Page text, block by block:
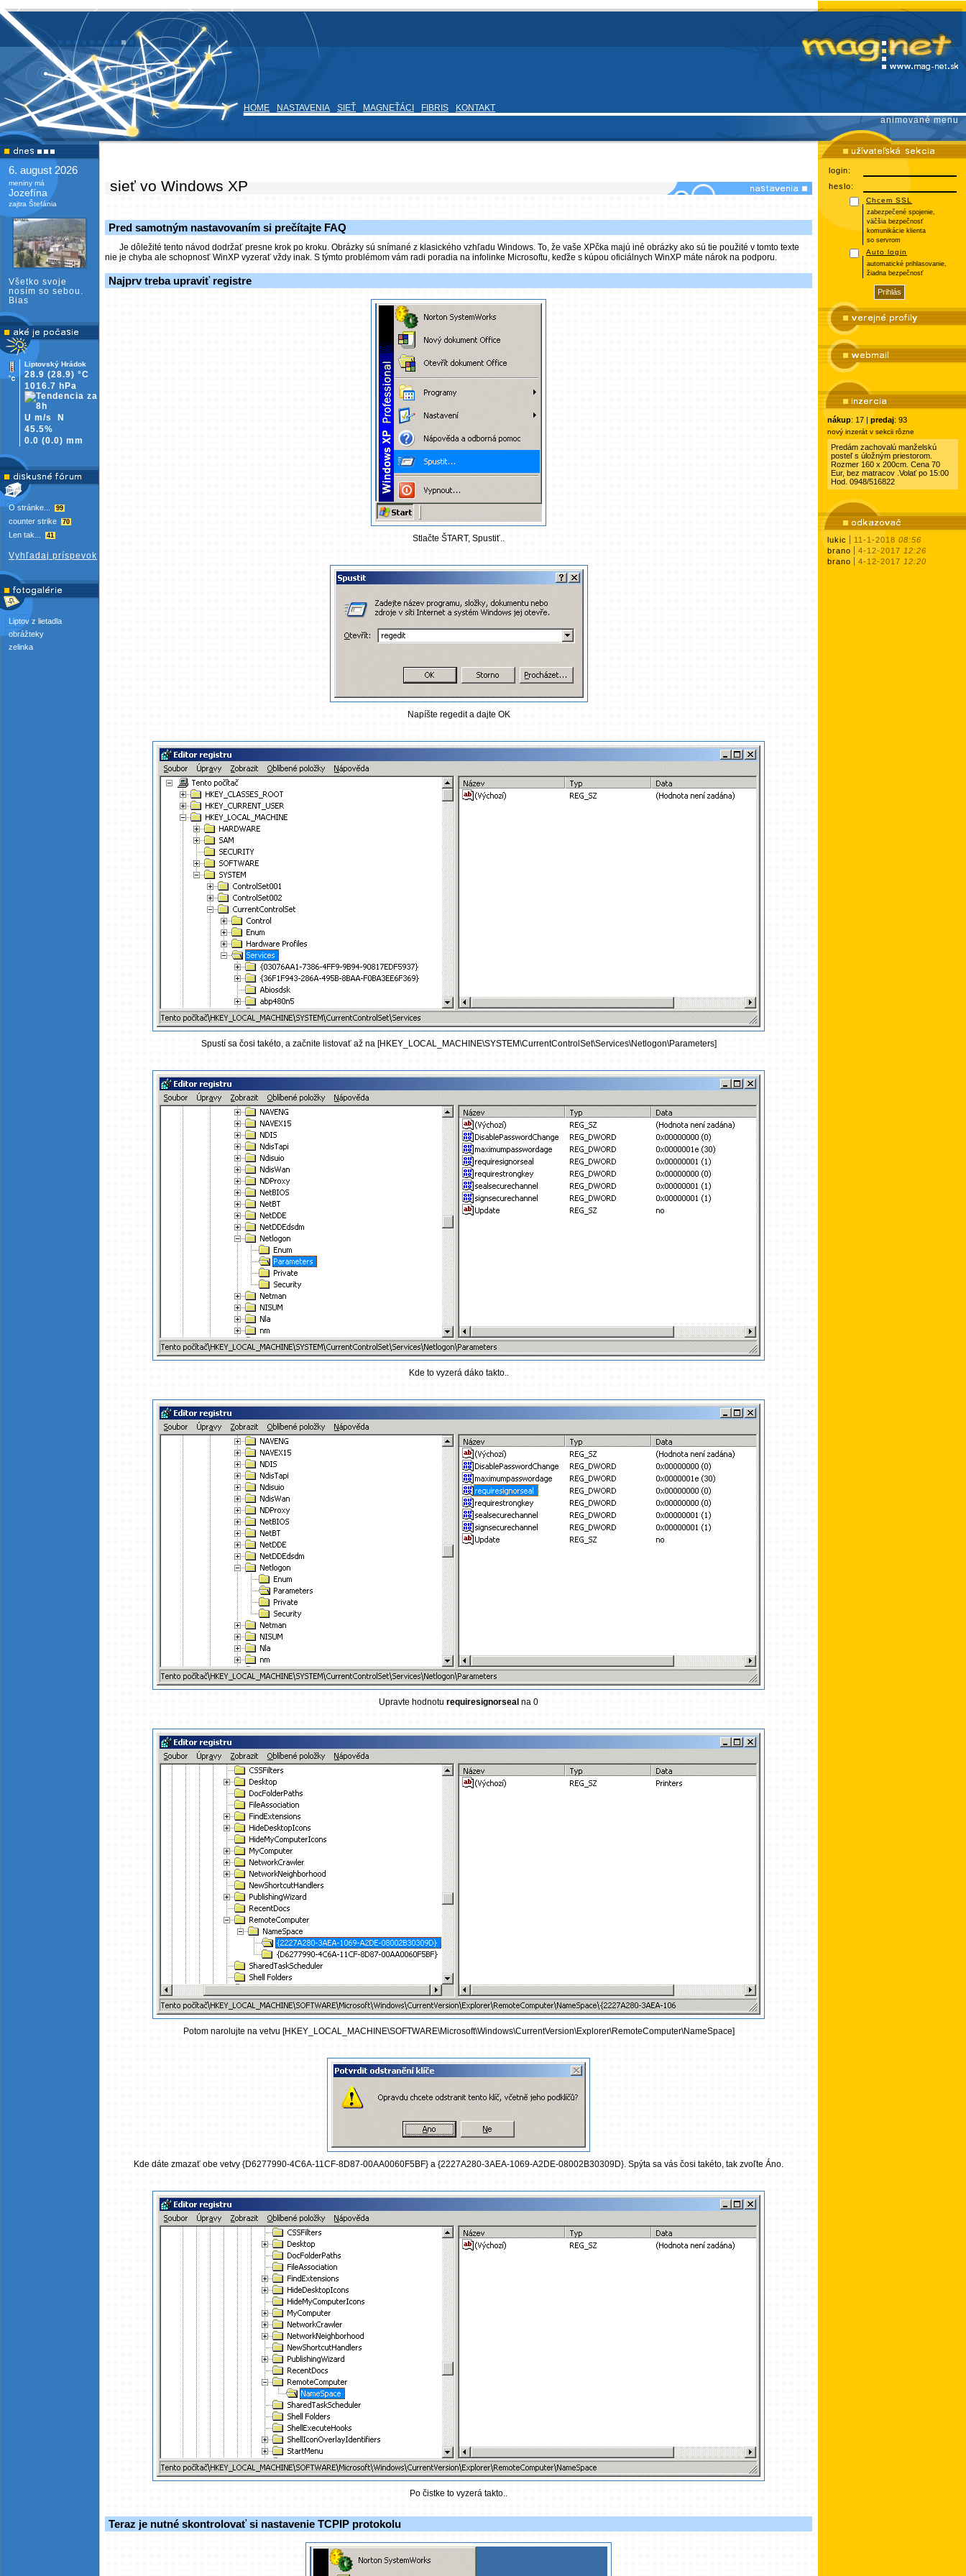
HOME NASTAVENIA SIEŤ MAGNEŤÁCI FIBRIS
KONTAKT
animované menu
6. august 2026
meniny má
Jozefína
zajtra Štefánia
Všetko svoje
nosím so sebou.
Bias
Liptovský Hrádok
28.9 (28.9) °C
1016.7 hPa
U m/s
N
45.5%
0.0 (0.0) mm
O stránke... 99
counter strike 70
Len tak... 41
Vyhľadaj príspevok
Liptov z lietadla
obrážteky
zelinka
sieť vo Windows XP
Pred samotným nastavovaním si prečítajte FAQ
Je dôležité tento návod dodržať presne krok po kroku. Obrázky sú snímané z klasického vzhľadu Windows. To, že vaše XPčka majú iné obrázky ako sú tie použité v tomto texte
nie je chyba ale schopnosť WinXP vyzerať vždy inak. S týmto problémom vám radi poradia na infolinke Microsoftu, keďže s kúpou oficiálnych WinXP máte nárok na podporu.
Najprv treba upraviť registre
Stlačte ŠTART, Spustiť..
Napíšte regedit a dajte OK
Spustí sa čosi takéto, a začnite listovať až na [HKEY_LOCAL_MACHINE\SYSTEM\CurrentControlSet\Services\Netlogon\Parameters]
Kde to vyzerá dáko takto..
Upravte hodnotu requiresignorseal na 0
Potom narolujte na vetvu [HKEY_LOCAL_MACHINE\SOFTWARE\Microsoft\Windows\CurrentVersion\Explorer\RemoteComputer\NameSpace]
Kde dáte zmazať obe vetvy {D6277990-4C6A-11CF-8D87-00AA0060F5BF} a {2227A280-3AEA-1069-A2DE-08002B30309D}. Spýta sa vás čosi takéto, tak zvoľte Áno.
Po čistke to vyzerá takto..
Teraz je nutné skontrolovať si nastavenie TCPIP protokolu
login:
heslo:
Chcem SSL
zabezpečené spojenie,
väčšia bezpečnosť
komunikácie klienta
so servrom
Auto login
automatické prihlasovanie,
žiadna bezpečnosť
nákup: 17 | predaj: 93
nový inzerát v sekcii rôzne
Predám zachovalú manželskú
posteľ s úložným priestorom.
Rozmer 160 x 200cm. Cena 70
Eur, bez matracov .Volať po 15:00
Hod. 0948/516822
lukic 11-1-2018 08:56
brano
4-12-2017 12:26
brano
4-12-2017 12:20